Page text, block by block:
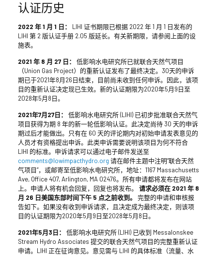
认证历史
2022 年 1 月 1 日：
LIHI 证书期限已根据 2022 年 1 月 1 日发布的
LIHI 第 2 版认证手册 2.05 版延长。有关新期限，请参阅上面的设
施表。
2021 年 8 月 27 日：
低影响水电研究所已就联合天然气项目
（Union Gas Project）的重新认证发布了最终决定。30天的申诉
期已于2021年8月26日结束，目前尚未收到任何申诉。因此，该项
目的重新认证决定现已生效。新的认证期限为2020年5月9日至
2028年5月8日。
2021年7月27日：
低影响水电研究所 (LIHI) 已初步批准联合天然气
项目获得为期 8 年的新一轮低影响认证。此决定尚待 30 天的申诉
期过后才能做出。只有在 60 天的评论期内对初始申请发表意见的
人员才有资格提出申诉。此类申诉需要说明该项目为何不符合
LIHI 的标准。申诉请求可以通过电子邮件发送至
comments@lowimpacthydro.org 请在邮件主题中注明“联合天然
气项目”，或邮寄至低影响水电研究所，地址：1167 Massachusetts
Ave, Office 407, Arlington, MA 02476。所有申请都将发布在网站
上。申请人将有机会回复，回复也将发布。 请求必须在 2021 年 8
月 26 日美国东部时间下午 5 点之前收到。
完整的申请和审核报
告如下。如果没有收到申诉请求，且决定成为最终决定，则该项
目的认证期限为2020年5月9日至2028年5月8日。
2021年5月3日：
低影响水电研究所 (LIHI) 已收到 Messalonskee
Stream Hydro Associates 提交的联合天然气项目的完整重新认证
申请。LIHI 正在征询意见。意见需与 LIHI 的具体标准（流量、水